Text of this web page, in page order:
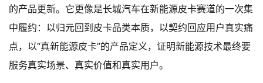
的产品更新。它更像是长城汽车在新能源皮卡赛道的一次集
中履约：以归元回到皮卡品类本质，以契约回应用户真实痛
点，以“真新能源皮卡”的产品定义，证明新能源技术最终要
服务真实场景、真实价值和真实用户。